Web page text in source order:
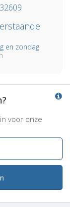
en zondag
voor onze